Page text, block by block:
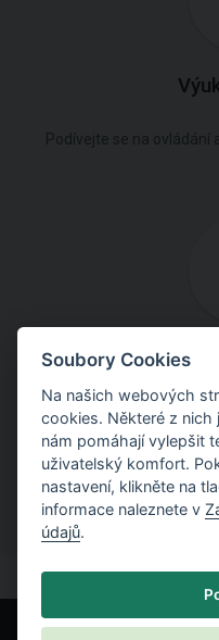
Stáhněte si manuály s
Soubory Cookies
Na našich webových
cookies. Některé z nich
nám pomáhají vylepšit
uživatelský komfort.
nastavení, klikněte na
informace naleznete v
údajů.